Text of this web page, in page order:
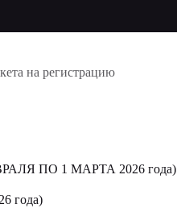
на регистрацию
ПО 1 МАРТА 2026 года)
года)